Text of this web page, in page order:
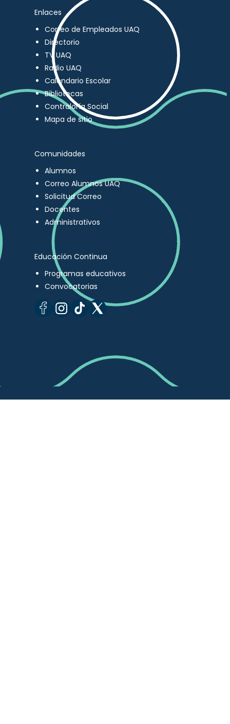
Enlaces
Correo de Empleados UAQ
Directorio
TV UAQ
Radio UAQ
Calendario Escolar
Bibliotecas
Contraloría Social
Mapa de sitio
Comunidades
Alumnos
Correo Alumnos UAQ
Solicitud Correo
Docentes
Administrativos
Educación Continua
Programas educativos
Convocatorias